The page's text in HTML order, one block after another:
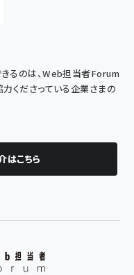
るのは、Web担当者Forum
くださっている企業さまの
はこちら